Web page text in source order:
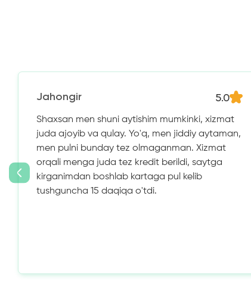
Jahongir 5.0
Shaxsan men shuni aytishim mumkinki, xizmat
juda ajoyib va ​​qulay. Yo'q, men jiddiy aytaman,
men pulni bunday tez olmaganman. Xizmat
orqali menga juda tez kredit berildi, saytga
kirganimdan boshlab kartaga pul kelib
tushguncha 15 daqiqa o'tdi.